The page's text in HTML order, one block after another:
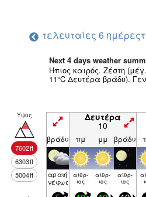
τελευταίες 6 ημέρες
Next 4 days weather
Ηπιος καιρός. Ζέστη
11°C Δευτέρα βράδυ).
Υψος
7602ft
6303ft
5004ft
Δευτέρα
10
βράδυ πμ μμ βράδυ
αραιή
νέφωση
αίθρ­
ιος
αίθρ­
ιος
αίθρ­
ιος